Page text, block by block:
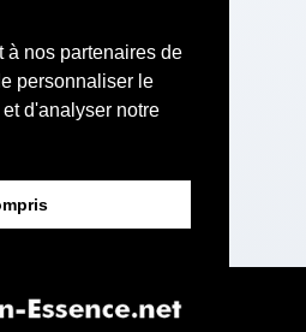
à nos partenaires de
personnaliser le
d'analyser notre